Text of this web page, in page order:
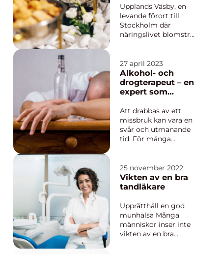
ditt event
Upplands Väsby, en
levande förort till
Stockholm där
näringslivet blomstrar
olika evenemang.
Oavsett om det
handlar om ett
företagsevent, ett
fest he...
27 april 2023
Alkohol- och
drogterapeut – en
expert som
bryta
missbrukscykeln
Att drabbas av ett
missbruk kan vara en
svår och utmanande
tid. För många
expert som kan hjälpa
dem att bryta cykeln
av beroende och få
återhämtningsp...
25 november 2022
Vikten av en bra
tandläkare
Upprätthåll en god
munhälsa Många
människor inser inte
vikten av en bra